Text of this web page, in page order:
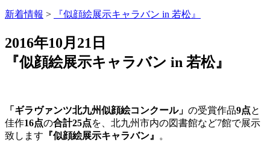
新着情報 > 『似顔絵展示キャラバン in 若松』
2016年10月21日
『似顔絵展示キャラバン in 若松』
「ギラヴァンツ北九州似顔絵コンクール」 の受賞作品9点と
佳作16点の合計25点を、北九州市内の図書館など7館で展示
致します 『似顔絵展示キャラバン』 。